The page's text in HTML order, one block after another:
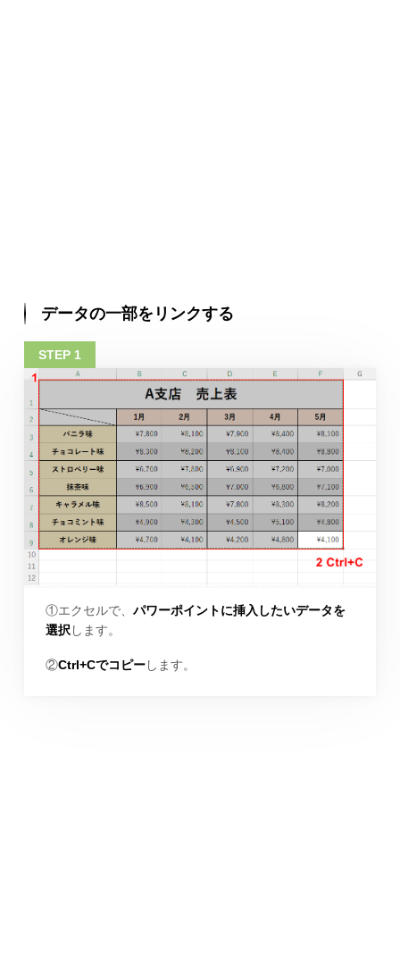
データの一部をリンクする
①エクセルで、 パワーポイントに挿入したいデータを
選択します。
②Ctrl+Cでコピーします。